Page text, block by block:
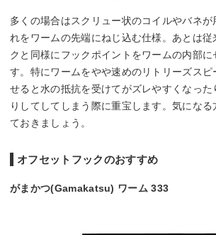
多くの場合はスクリュー状のコイルやバネ
れをワームの先端にねじ込む仕様。あとは従
クと同様にフックポイントをワームの内部
す。特にワームをやや速めのリトリーズスピ
せると水の抵抗を受けてがズレやすくなった
りしてしてしまう際に重宝します。気にな
ておきましょう。
オフセットフックのおすすめ
がまかつ(Gamakatsu) ワーム 333